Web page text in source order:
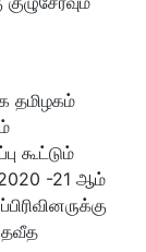
தமிழகம்
கூட்டும்
-21 ஆம்